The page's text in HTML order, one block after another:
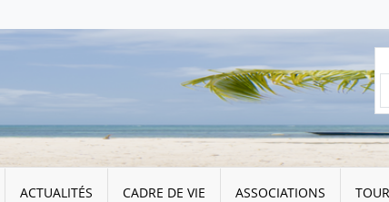
ACTUALITÉS CADRE DE VIE ASSOCIATIONS